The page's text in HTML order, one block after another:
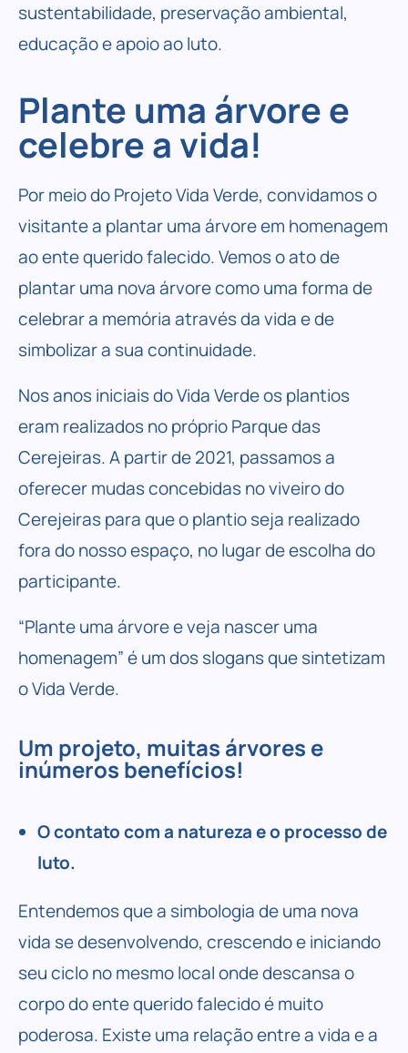
sustentabilidade, preservação ambiental,
educação e apoio ao luto.
Plante uma árvore e
celebre a vida!
Por meio do Projeto Vida Verde, convidamos o
visitante a plantar uma árvore em homenagem
ao ente querido falecido. Vemos o ato de
plantar uma nova árvore como uma forma de
celebrar a memória através da vida e de
simbolizar a sua continuidade.
Nos anos iniciais do Vida Verde os plantios
eram realizados no próprio Parque das
Cerejeiras. A partir de 2021, passamos a
oferecer mudas concebidas no viveiro do
Cerejeiras para que o plantio seja realizado
fora do nosso espaço, no lugar de escolha do
participante.
“Plante uma árvore e veja nascer uma
homenagem” é um dos slogans que sintetizam
o Vida Verde.
Um projeto, muitas árvores e
inúmeros benefícios!
O contato com a natureza e o processo de
luto.
Entendemos que a simbologia de uma nova
vida se desenvolvendo, crescendo e iniciando
seu ciclo no mesmo local onde descansa o
corpo do ente querido falecido é muito
poderosa. Existe uma relação entre a vida e a